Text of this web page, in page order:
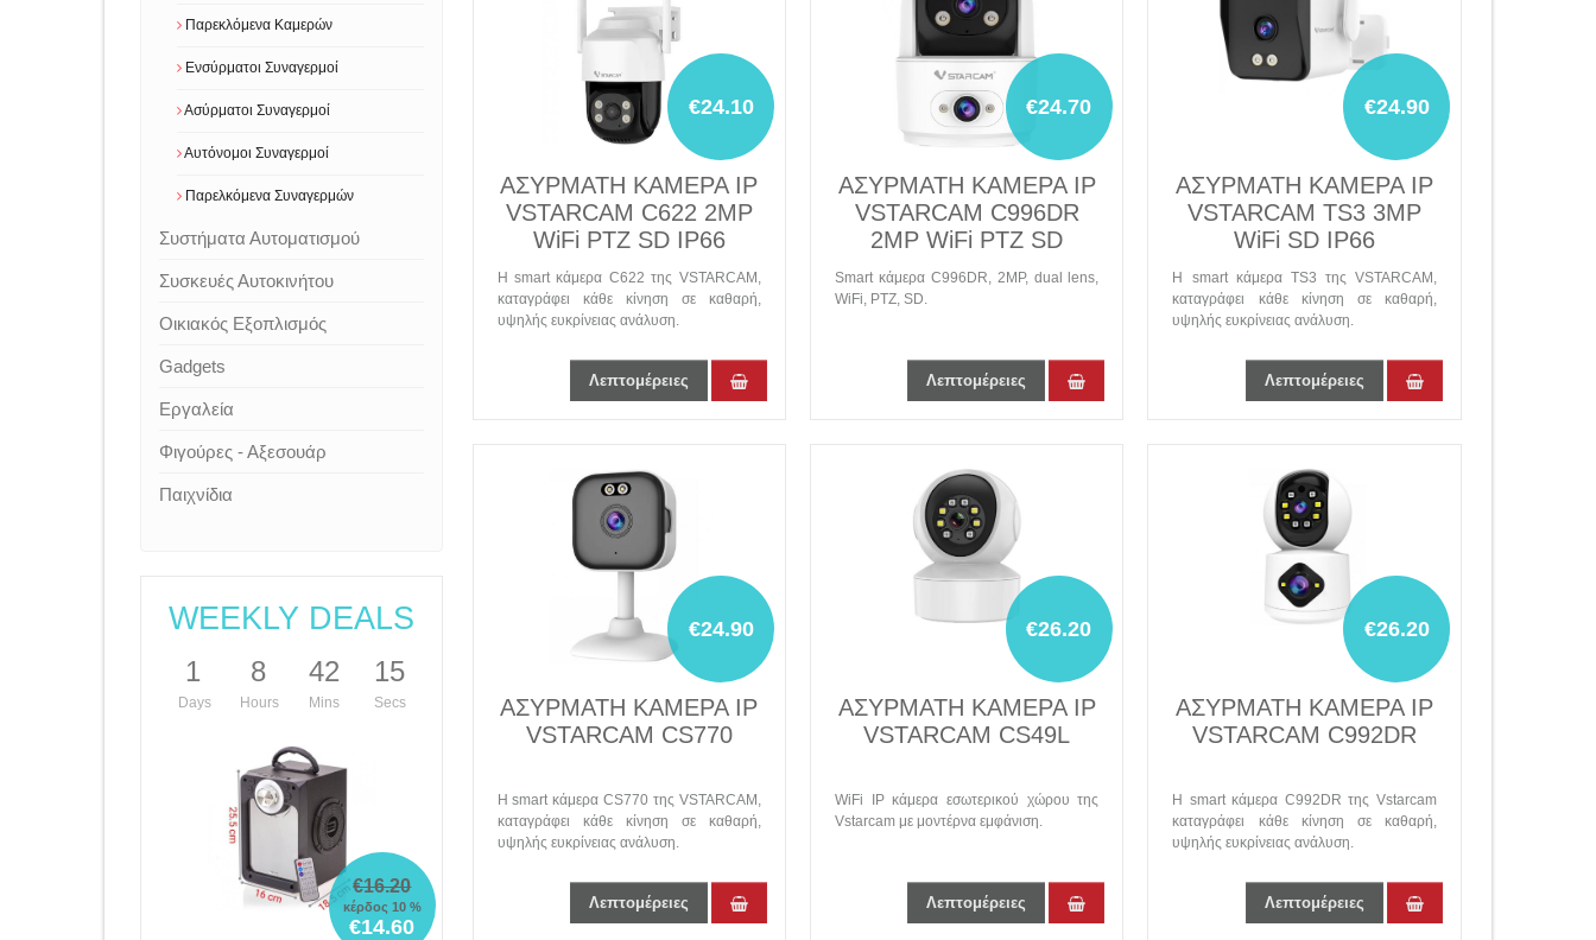
Παρεκλόμενα Καμερών
Ενσύρματοι Συναγερμοί
Ασύρματοι Συναγερμοί
Αυτόνομοι Συναγερμοί
Παρελκόμενα Συναγερμών
Συστήματα Αυτοματισμού
Συσκευές Αυτοκινήτου
Οικιακός Εξοπλισμός
Gadgets
Εργαλεία
Φιγούρες - Αξεσουάρ
Παιχνίδια
WEEKLY DEALS
1
Days
8
Hours
42
Mins
15
Secs
€16.20
κέρδος 10 %
€14.60
€24.10
ΑΣΥΡΜΑΤΗ ΚΑΜΕΡΑ IP
VSTARCAM C622 2MP
WiFi PTZ SD IP66
Η smart κάμερα C622 της VSTARCAM,
καταγράφει κάθε κίνηση σε καθαρή,
υψηλής ευκρίνειας ανάλυση.
Λεπτομέρειες
€24.70
ΑΣΥΡΜΑΤΗ ΚΑΜΕΡΑ IP
VSTARCAM C996DR
2MP WiFi PTZ SD
Smart κάμερα C996DR, 2MP, dual lens,
WiFi, PTZ, SD.
Λεπτομέρειες
€24.90
ΑΣΥΡΜΑΤΗ ΚΑΜΕΡΑ IP
VSTARCAM TS3 3MP
WiFi SD IP66
Η smart κάμερα TS3 της VSTARCAM,
καταγράφει κάθε κίνηση σε καθαρή,
υψηλής ευκρίνειας ανάλυση.
Λεπτομέρειες
€24.90
AΣΥΡΜΑΤΗ ΚΑΜΕΡΑ IP
VSTARCAM CS770
Η smart κάμερα CS770 της VSTARCAM,
καταγράφει κάθε κίνηση σε καθαρή,
υψηλής ευκρίνειας ανάλυση.
Λεπτομέρειες
€26.20
ΑΣΥΡΜΑΤΗ ΚΑΜΕΡΑ IP
VSTARCAM CS49L
WiFi IP κάμερα εσωτερικού χώρου της
Vstarcam με μοντέρνα εμφάνιση.
Λεπτομέρειες
€26.20
AΣΥΡΜΑΤΗ ΚΑΜΕΡΑ IP
VSTARCAM C992DR
Η smart κάμερα C992DR της Vstarcam
καταγράφει κάθε κίνηση σε καθαρή,
υψηλής ευκρίνειας ανάλυση.
Λεπτομέρειες